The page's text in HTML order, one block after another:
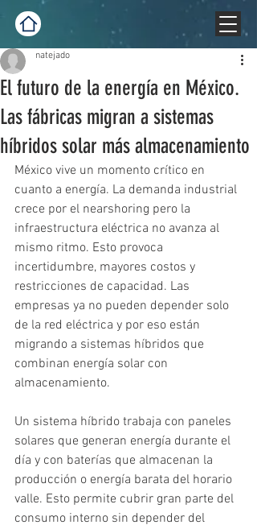
El futuro de la energía en México.
Las fábricas migran a sistemas
híbridos solar más almacenamiento
natejado
México vive un momento crítico en
cuanto a energía. La demanda industrial
crece por el nearshoring pero la
infraestructura eléctrica no avanza al
mismo ritmo. Esto provoca
incertidumbre, mayores costos y
restricciones de capacidad. Las
empresas ya no pueden depender solo
de la red eléctrica y por eso están
migrando a sistemas híbridos que
combinan energía solar con
almacenamiento.
Un sistema híbrido trabaja con paneles
solares que generan energía durante el
día y con baterías que almacenan la
producción o energía barata del horario
valle. Esto permite cubrir gran parte del
consumo interno sin depender del